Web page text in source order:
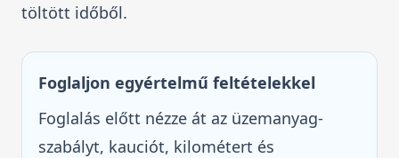
töltött időből.
Foglaljon egyértelmű feltételekkel
Foglalás előtt nézze át az üzemanyag-
szabályt, kauciót, kilométert és